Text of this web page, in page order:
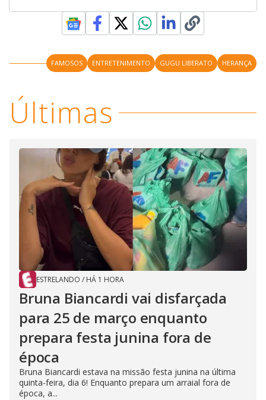
FAMOSOS ENTRETENIMENTO GUGU LIBERATO HERANÇA
Últimas
ESTRELANDO / HÁ 1 HORA
Bruna Biancardi vai disfarçada
para 25 de março enquanto
prepara festa junina fora de
época
Bruna Biancardi estava na missão festa junina na última
quinta-feira, dia 6! Enquanto prepara um arraial fora de
época, a...